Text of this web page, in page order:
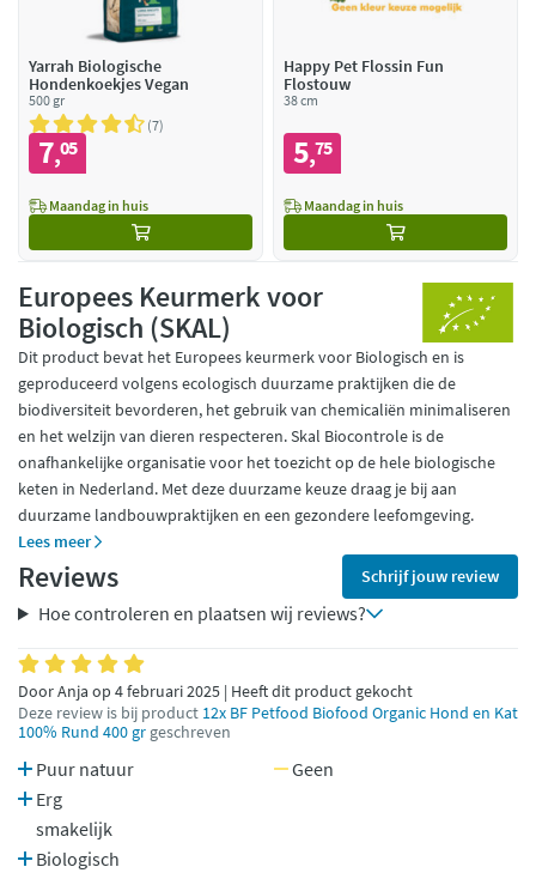
Yarrah Biologische
Hondenkoekjes Vegan
500 gr
7
7,05
Maandag in huis
Happy Pet Flossin Fun
Flostouw
38 cm
5,75
Maandag in huis
Europees Keurmerk voor
Biologisch (SKAL)
Dit product bevat het Europees keurmerk voor Biologisch en is
geproduceerd volgens ecologisch duurzame praktijken die de
biodiversiteit bevorderen, het gebruik van chemicaliën minimaliseren
en het welzijn van dieren respecteren. Skal Biocontrole is de
onafhankelijke organisatie voor het toezicht op de hele biologische
keten in Nederland. Met deze duurzame keuze draag je bij aan
duurzame landbouwpraktijken en een gezondere leefomgeving.
Lees meer
Reviews Schrijf jouw review
Hoe controleren en plaatsen wij reviews?
Door Anja op 4 februari 2025 | Heeft dit product gekocht
Deze review is bij product 12x BF Petfood Biofood Organic Hond en Kat
100% Rund 400 gr geschreven
Puur natuur
Erg
smakelijk
Biologisch
Geen